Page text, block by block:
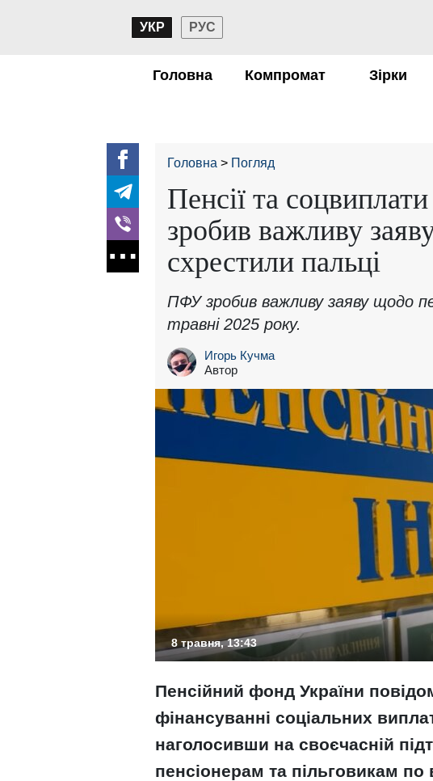
УКР РУС
Головна Компромат Зірки
Головна Погляд
Пенсії та
зробив важливу
схрестили пальці
ПФУ зробив важливу заяву щодо
травні 2025 року.
Игорь Кучма
Автор
8 травня, 13:43
Пенсійний фонд України
фінансуванні соціальних
наголосивши на своєчасній
пенсіонерам та пільговикам по